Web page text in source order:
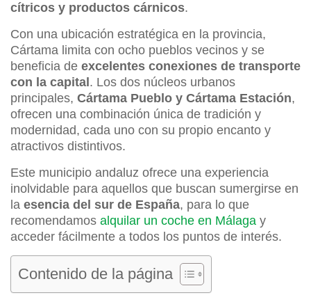
cítricos y productos cárnicos.
Con una ubicación estratégica en la provincia,
Cártama limita con ocho pueblos vecinos y se
beneficia de excelentes conexiones de transporte
con la capital . Los dos núcleos urbanos
principales, Cártama Pueblo y Cártama Estación,
ofrecen una combinación única de tradición y
modernidad, cada uno con su propio encanto y
atractivos distintivos.
Este municipio andaluz ofrece una experiencia
inolvidable para aquellos que buscan sumergirse en
la esencia del sur de España, para lo que
recomendamos alquilar un coche en Málaga y
acceder fácilmente a todos los puntos de interés.
Contenido de la página